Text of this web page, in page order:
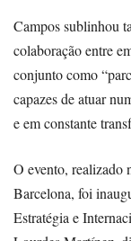
Campos sublinhou
colaboração entre
conjunto como
capazes de atuar
e em constante
O evento, realizado
Barcelona, foi
Estratégia e